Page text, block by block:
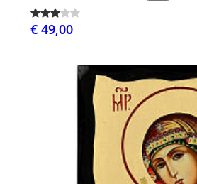
€ 49,00